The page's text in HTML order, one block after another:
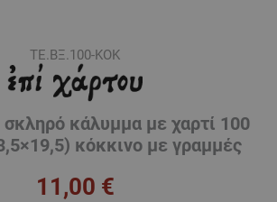
ΤΕ.ΒΞ.100-ΚΟΚ
σκληρό κάλυμμα με χαρτί 100
κόκκινο με γραμμές
11,00 €